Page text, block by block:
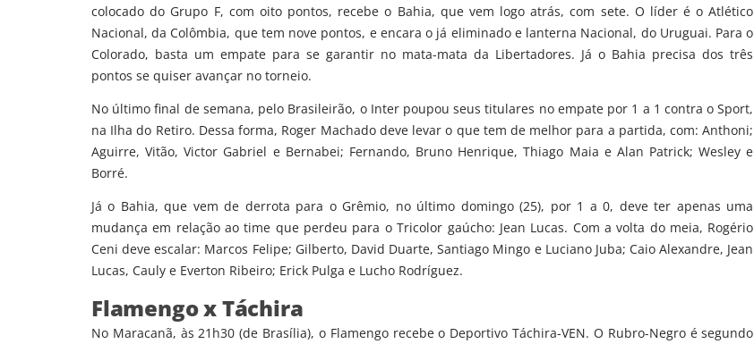
colocado do Grupo F, com oito pontos, recebe o Bahia, que vem logo atrás, com sete. O líder é o Atlético
Nacional, da Colômbia, que tem nove pontos, e encara o já eliminado e lanterna Nacional, do Uruguai. Para o
Colorado, basta um empate para se garantir no mata-mata da Libertadores. Já o Bahia precisa dos três
pontos se quiser avançar no torneio.
No último final de semana, pelo Brasileirão, o Inter poupou seus titulares no empate por 1 a 1 contra o Sport,
na Ilha do Retiro. Dessa forma, Roger Machado deve levar o que tem de melhor para a partida, com: Anthoni;
Aguirre, Vitão, Victor Gabriel e Bernabei; Fernando, Bruno Henrique, Thiago Maia e Alan Patrick; Wesley e
Borré.
Já o Bahia, que vem de derrota para o Grêmio, no último domingo (25), por 1 a 0, deve ter apenas uma
mudança em relação ao time que perdeu para o Tricolor gaúcho: Jean Lucas. Com a volta do meia, Rogério
Ceni deve escalar: Marcos Felipe; Gilberto, David Duarte, Santiago Mingo e Luciano Juba; Caio Alexandre, Jean
Lucas, Cauly e Everton Ribeiro; Erick Pulga e Lucho Rodríguez.
Flamengo x Táchira
No Maracanã, às 21h30 (de Brasília), o Flamengo recebe o Deportivo Táchira-VEN. O Rubro-Negro é segundo